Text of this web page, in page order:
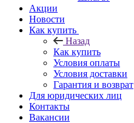
Акции
Новости
Как купить
Назад
Как купить
Условия оплаты
Условия доставки
Гарантия и возврат
Для юридических лиц
Контакты
Вакансии